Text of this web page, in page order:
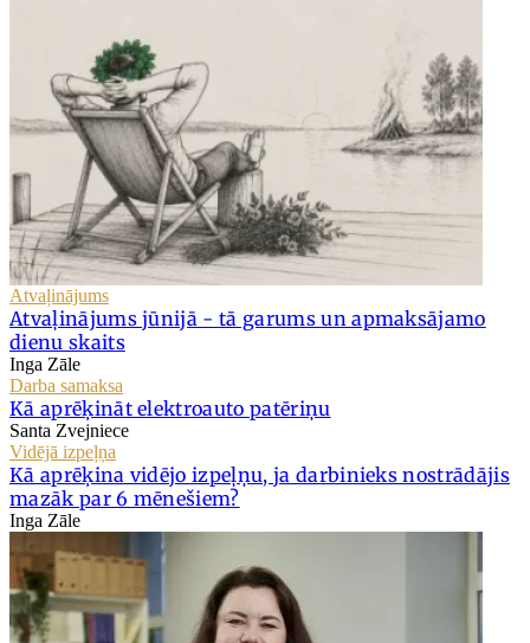
Atvaļinājums
Atvaļinājums jūnijā - tā garums un apmaksājamo
dienu skaits
Inga Zāle
Darba samaksa
Kā aprēķināt elektroauto patēriņu
Santa Zvejniece
Vidējā izpeļņa
Kā aprēķina vidējo izpeļņu, ja darbinieks nostrādājis
mazāk par 6 mēnešiem?
Inga Zāle